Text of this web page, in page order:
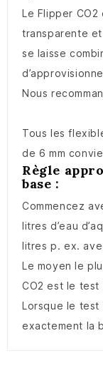
Le Flipper
transparente
se laisse
Nous
Tous les
de 6 mm
Règle
base :
Commencez
litres d’eau
litres p. ex.
Le moyen le
CO2 est le test
Lorsque le test
exactement la